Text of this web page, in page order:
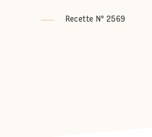
Recette N° 2569